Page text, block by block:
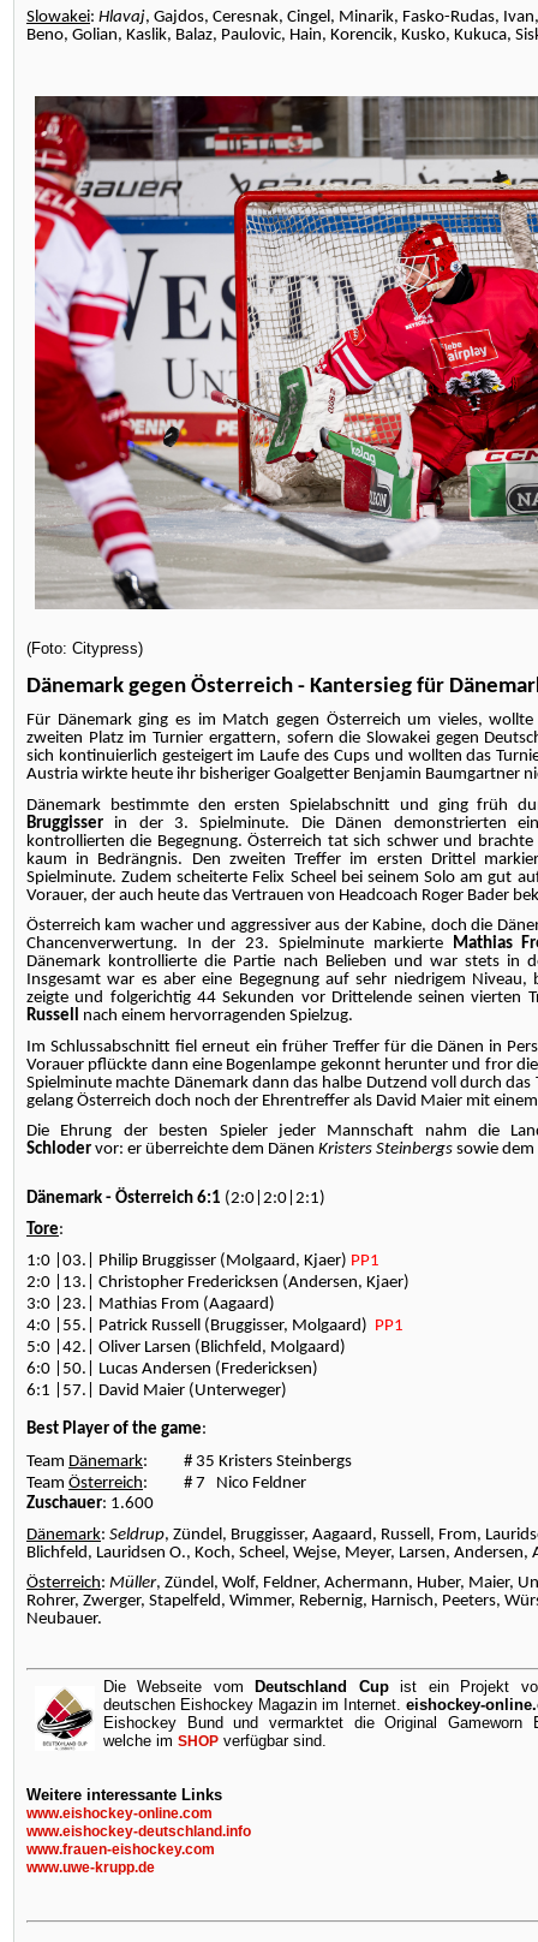
Slowakei: Hlavaj, Gajdos, Ceresnak, Cingel, Minarik, Fasko-Rudas,
Beno, Golian, Kaslik, Balaz, Paulovic, Hain, Korencik, Kusko, Kukuca,
(Foto: Citypress)
Dänemark gegen Österreich - Kantersieg für
Für Dänemark ging es im Match gegen Österreich um vieles,
zweiten Platz im Turnier ergattern, sofern die Slowakei gegen
sich kontinuierlich gesteigert im Laufe des Cups und wollten das
Austria wirkte heute ihr bisheriger Goalgetter Benjamin Baumgartner
Dänemark bestimmte den ersten Spielabschnitt und ging früh
Bruggisser in der 3. Spielminute. Die Dänen demonstrierten
kontrollierten die Begegnung. Österreich tat sich schwer und brachte
kaum in Bedrängnis. Den zweiten Treffer im ersten Drittel
Spielminute. Zudem scheiterte Felix Scheel bei seinem Solo am gut
Vorauer, der auch heute das Vertrauen von Headcoach Roger Bader
Österreich kam wacher und aggressiver aus der Kabine, doch die
Chancenverwertung. In der 23. Spielminute markierte Mathias
Dänemark kontrollierte die Partie nach Belieben und war stets in
Insgesamt war es aber eine Begegnung auf sehr niedrigem Niveau,
zeigte und folgerichtig 44 Sekunden vor Drittelende seinen vierten
Russell nach einem hervorragenden Spielzug.
Im Schlussabschnitt fiel erneut ein früher Treffer für die Dänen in
Vorauer pflückte dann eine Bogenlampe gekonnt herunter und fror
Spielminute machte Dänemark dann das halbe Dutzend voll durch das
gelang Österreich doch noch der Ehrentreffer als David Maier mit
Die Ehrung der besten Spieler jeder Mannschaft nahm die
Schloder vor: er überreichte dem Dänen Kristers Steinbergs sowie
Dänemark - Österreich 6:1 (2:0|2:0|2:1)
Tore:
1:0 |03.| Philip Bruggisser (Molgaard, Kjaer) PP1
2:0 |13.| Christopher Fredericksen (Andersen, Kjaer)
3:0 |23.| Mathias From (Aagaard)
4:0 |55.| Patrick Russell (Bruggisser, Molgaard) PP1
5:0 |42.| Oliver Larsen (Blichfeld, Molgaard)
6:0 |50.| Lucas Andersen (Fredericksen)
6:1 |57.| David Maier (Unterweger)
Best Player of the game:
Team Dänemark: # 35 Kristers Steinbergs
Team Österreich: # 7 Nico Feldner
Zuschauer: 1.600
Dänemark: Seldrup, Zündel, Bruggisser, Aagaard, Russell, From,
Blichfeld, Lauridsen O., Koch, Scheel, Wejse, Meyer, Larsen,
Österreich: Müller, Zündel, Wolf, Feldner, Achermann, Huber, Maier,
Rohrer, Zwerger, Stapelfeld, Wimmer, Rebernig, Harnisch, Peeters,
Neubauer.
Die Webseite vom Deutschland Cupist ein Projekt
deutschen Eishockey Magazin im Internet. eishockey-
Eishockey Bund und vermarktet die Original Gameworn
welche im SHOP verfügbar sind.
Weitere interessante Links
www.eishockey-online.com
www.eishockey-deutschland.info
www.frauen-eishockey.com
www.uwe-krupp.de